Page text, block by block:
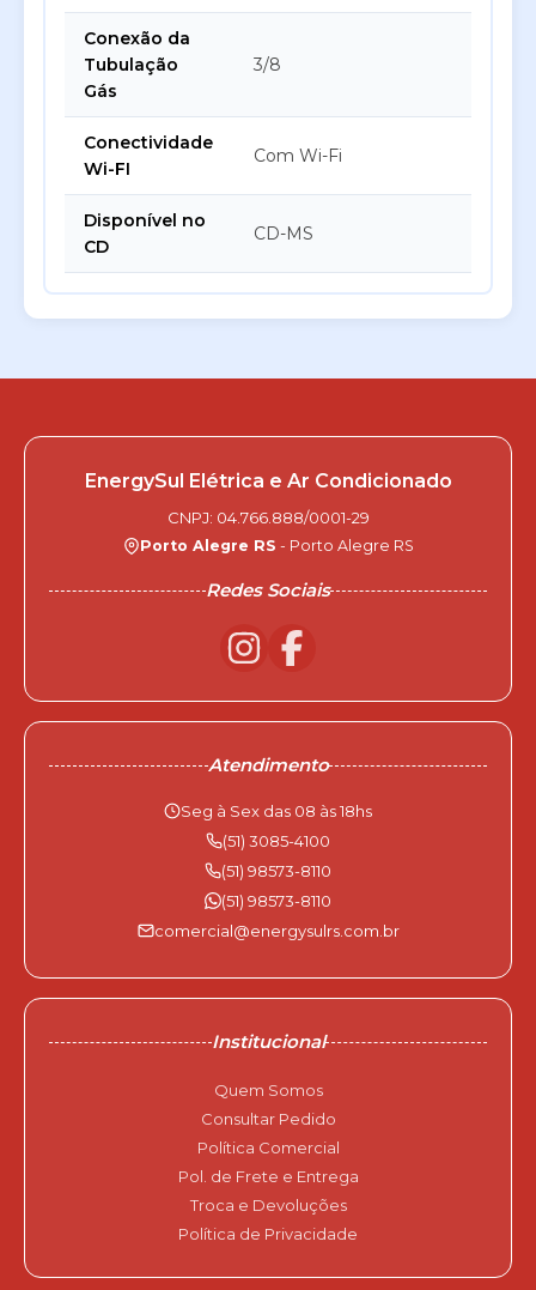
Conexão da
Tubulação
Gás
3/8
Conectividade
Wi-FI
Com Wi-Fi
Disponível no
CD
CD-MS
EnergySul Elétrica e Ar Condicionado
CNPJ: 04.766.888/0001-29
Porto Alegre RS - Porto Alegre RS
Redes Sociais
Atendimento
Seg à Sex das 08 às 18hs
(51) 3085-4100
(51) 98573-8110
(51) 98573-8110
comercial@energysulrs.com.br
Institucional
Quem Somos
Consultar Pedido
Política Comercial
Pol. de Frete e Entrega
Troca e Devoluções
Política de Privacidade